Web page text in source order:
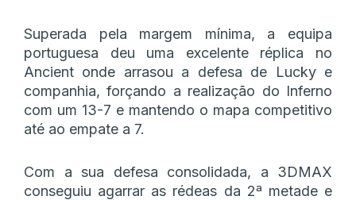
Superada pela margem mínima, a equipa
portuguesa deu uma excelente réplica no
Ancient onde arrasou a defesa de Lucky e
companhia, forçando a realização do Inferno
com um 13-7 e mantendo o mapa competitivo
até ao empate a 7.
Com a sua defesa consolidada, a 3DMAX
conseguiu agarrar as rédeas da 2ª metade e